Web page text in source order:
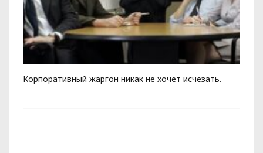
Корпоративный жаргон никак не хочет исчезать.